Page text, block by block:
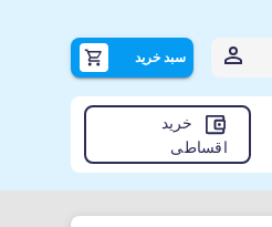
سبد خرید
خرید
اقساطی